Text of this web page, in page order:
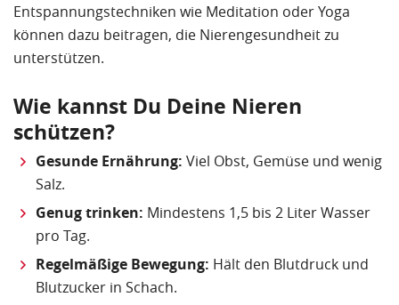
Entspannungstechniken wie Meditation oder Yoga
können dazu beitragen, die Nierengesundheit zu
unterstützen.
Wie kannst Du Deine Nieren
schützen?
Gesunde Ernährung: Viel Obst, Gemüse und wenig
Salz.
Genug trinken: Mindestens 1,5 bis 2 Liter Wasser
pro Tag.
Regelmäßige Bewegung: Hält den Blutdruck und
Blutzucker in Schach.